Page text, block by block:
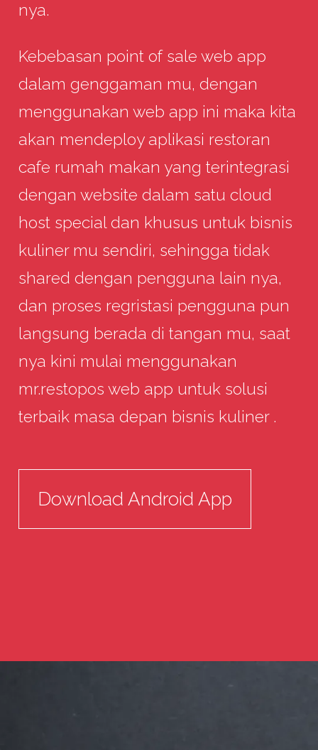
nya.
Kebebasan point of sale web app
dalam genggaman mu, dengan
menggunakan web app ini maka kita
akan mendeploy aplikasi restoran
cafe rumah makan yang terintegrasi
dengan website dalam satu cloud
host special dan khusus untuk bisnis
kuliner mu sendiri, sehingga tidak
shared dengan pengguna lain nya,
dan proses regristasi pengguna pun
langsung berada di tangan mu, saat
nya kini mulai menggunakan
mr.restopos web app untuk solusi
terbaik masa depan bisnis kuliner .
Download Android App